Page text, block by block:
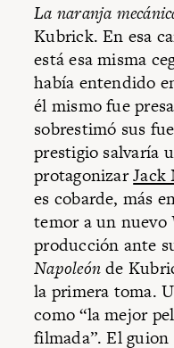
La naranja
Kubrick. En esa
está esa misma
había entendido
él mismo fue
sobrestimó sus
prestigio salvaría
protagonizarJack
es cobarde, más
temor a un nuevo
producción ante
Napoleónde
la primera toma.
como “la mejor
filmada”. El